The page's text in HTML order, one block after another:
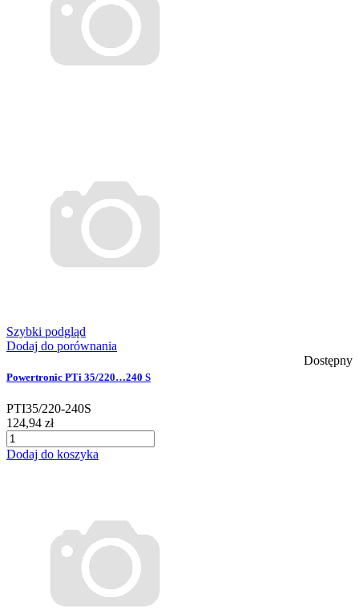
Szybki podgląd
Dodaj do porównania
Dostępny
Powertronic PTi 35/220…240 S
PTI35/220-240S
124,94 zł
Dodaj do koszyka